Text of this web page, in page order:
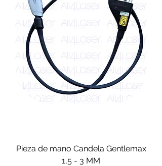
Pieza de mano Candela Gentlemax
1,5 - 3 MM